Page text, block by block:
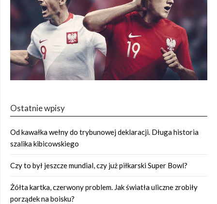
Ostatnie wpisy
Od kawałka wełny do trybunowej deklaracji. Długa historia
szalika kibicowskiego
Czy to był jeszcze mundial, czy już piłkarski Super Bowl?
Żółta kartka, czerwony problem. Jak światła uliczne zrobiły
porządek na boisku?